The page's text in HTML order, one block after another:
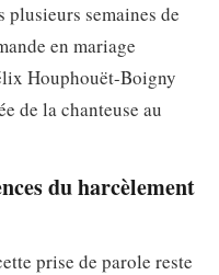
semaines de
en mariage
Houphouët-Boigny
de la chanteuse au
du harcèlement
prise de parole reste